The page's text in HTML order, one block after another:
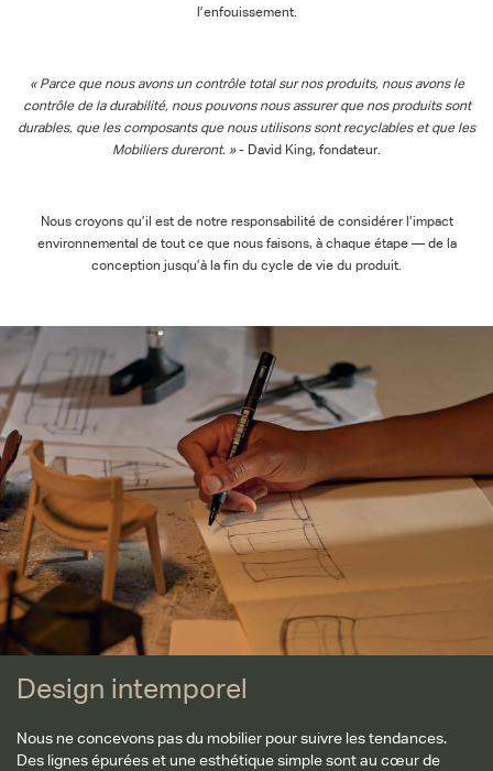
l’enfouissement.
« Parce que nous avons un contrôle total sur nos produits, nous avons le
contrôle de la durabilité, nous pouvons nous assurer que nos produits sont
durables, que les composants que nous utilisons sont recyclables et que les
Mobiliers dureront. » - David King, fondateur.
Nous croyons qu’il est de notre responsabilité de considérer l’impact
environnemental de tout ce que nous faisons, à chaque étape — de la
conception jusqu’à la fin du cycle de vie du produit.
Design intemporel
Nous ne concevons pas du mobilier pour suivre les tendances.
Des lignes épurées et une esthétique simple sont au cœur de